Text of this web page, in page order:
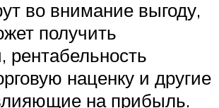
во внимание выгоду,
получить
рентабельность
наценку и другие
на прибыль.